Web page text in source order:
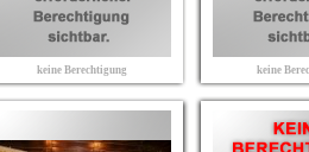
keine Berechtigung keine